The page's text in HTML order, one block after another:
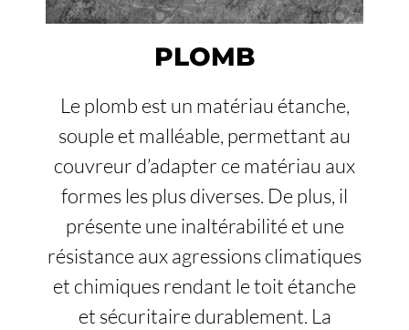
PLOMB
Le plomb est un matériau étanche,
souple et malléable, permettant au
couvreur d’adapter ce matériau aux
formes les plus diverses. De plus, il
présente une inaltérabilité et une
résistance aux agressions climatiques
et chimiques rendant le toit étanche
et sécuritaire durablement. La